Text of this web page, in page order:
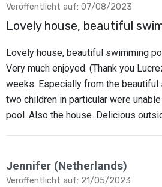
Veröffentlicht auf: 07/08/2023
Lovely house, beautiful
Lovely house, beautiful swimming
Very much enjoyed. (Thank you
weeks. Especially from the beautiful
two children in particular were
pool. Also the house. Delicious
Jennifer (Netherlands)
Veröffentlicht auf: 21/05/2023